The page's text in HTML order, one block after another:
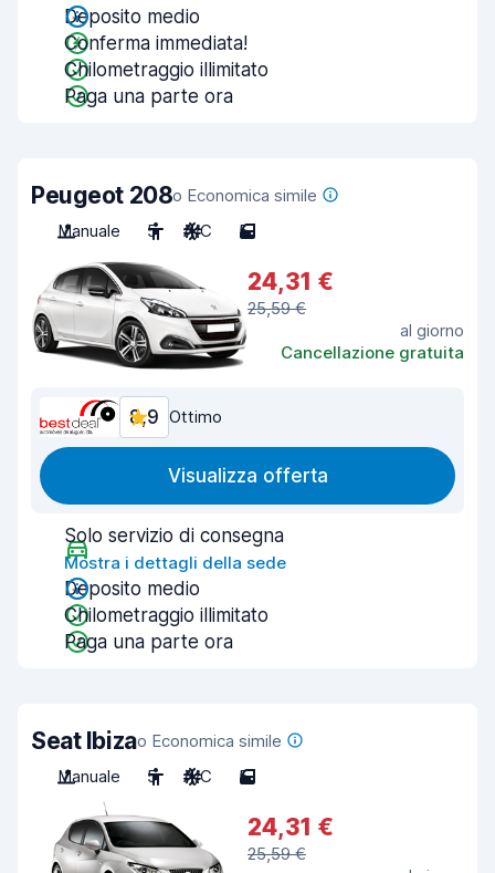
Deposito medio
Conferma immediata!
Chilometraggio illimitato
Paga una parte ora
Peugeot 208o Economica simile
Manuale
5 A/C 5
24,31 €
25,59 €
al giorno
Cancellazione gratuita
8,9 Ottimo
Visualizza offerta
Solo servizio di consegna
Mostra i dettagli della sede
Deposito medio
Chilometraggio illimitato
Paga una parte ora
Seat Ibizao Economica simile
Manuale
5 A/C 5
24,31 €
25,59 €